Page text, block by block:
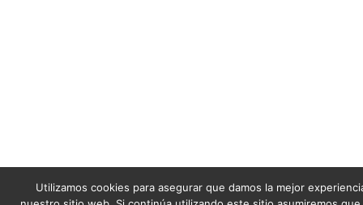
Utilizamos cookies para asegurar que damos la mejor